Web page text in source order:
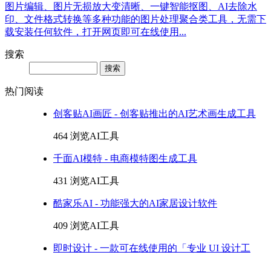
图片编辑、图片无损放大变清晰、一键智能抠图、AI去除水
印、文件格式转换等多种功能的图片处理聚合类工具，无需下
载安装任何软件，打开网页即可在线使用...
搜索
热门阅读
创客贴AI画匠 - 创客贴推出的AI艺术画生成工具
464 浏览AI工具
千面AI模特 - 电商模特图生成工具
431 浏览AI工具
酷家乐AI - 功能强大的AI家居设计软件
409 浏览AI工具
即时设计 - 一款可在线使用的「专业 UI 设计工